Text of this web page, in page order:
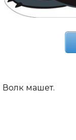
Волк машет.